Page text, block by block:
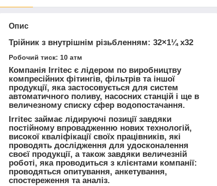
Опис
Трійник з внутрішнім різьбленням: 32×1¼ x32
Робочий тиск: 10 атм
Компанія Irritec є лідером по виробництву
компресійних фітингів, фільтрів та іншої
продукції, яка застосовується для систем
автоматичного поливу, насосних станцій і ще в
величезному списку сфер водопостачання.
Irritec займає лідируючі позиції завдяки
постійному впровадженню нових технологій,
високої кваліфікації своїх працівників, які
проводять дослідження для удосконалення
своєї продукції, а також завдяки величезній
роботі, яка проводиться з клієнтами компанії:
проводяться опитування, анкетування,
спостереження та аналіз.